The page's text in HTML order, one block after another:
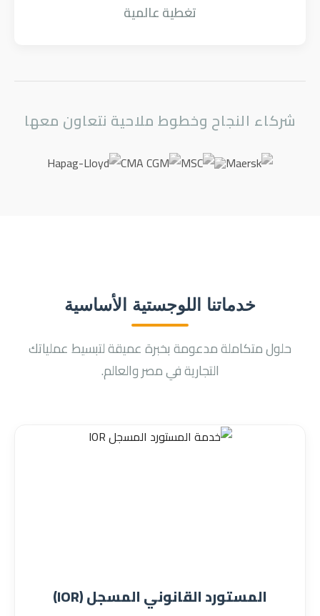
تغطية عالمية
شركاء النجاح وخطوط ملاحية نتعاون معها
خدماتنا اللوجستية الأساسية
حلول متكاملة مدعومة بخبرة عميقة لتبسيط عملياتك
التجارية في مصر والعالم.
المستورد القانوني المسجل (IOR)